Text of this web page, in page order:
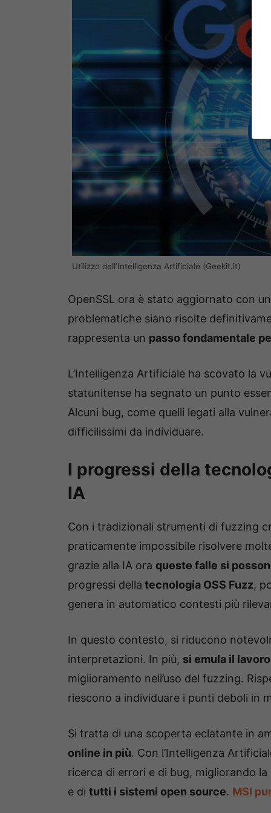
Utilizzo dell’Intelligenza Artificiale (Geekit.it)
OpenSSL ora è stato aggiornato con
problematiche siano risolte
rappresenta un passo fondamentale
L’Intelligenza Artificiale ha scovato la
statunitense ha segnato un punto
Alcuni bug, come quelli legati alla
difficilissimi da individuare.
I progressi della
IA
Con i tradizionali strumenti di fuzzing
praticamente impossibile risolvere
grazie alla IA ora queste falle si
progressi della tecnologia OSS Fuzz,
genera in automatico contesti più
In questo contesto, si riducono
interpretazioni. In più, si emula il
miglioramento nell’uso del fuzzing.
riescono a individuare i punti deboli in
Si tratta di una scoperta eclatante in
online in più. Con l’Intelligenza
ricerca di errori e di bug, migliorando
e di tutti i sistemi open source. MSI